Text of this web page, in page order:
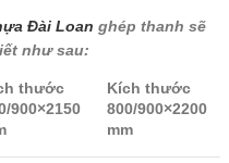
Đài Loan ghép thanh sẽ
như sau:
thước
900×2150
Kích thước
800/900×2200
mm